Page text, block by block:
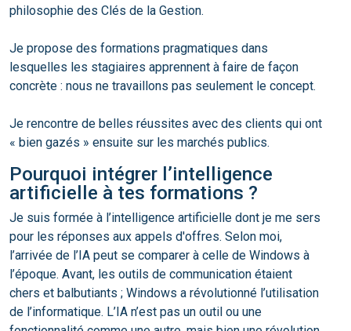
philosophie des Clés de la Gestion.
Je propose des formations pragmatiques dans
lesquelles les stagiaires apprennent à faire de façon
concrète : nous ne travaillons pas seulement le concept.
Je rencontre de belles réussites avec des clients qui ont
« bien gazés » ensuite sur les marchés publics.
Pourquoi intégrer l’intelligence
artificielle à tes formations ?
Je suis formée à l’intelligence artificielle dont je me sers
pour les réponses aux appels d'offres. Selon moi,
l’arrivée de l’IA peut se comparer à celle de Windows à
l’époque. Avant, les outils de communication étaient
chers et balbutiants ; Windows a révolutionné l’utilisation
de l’informatique. L’IA n’est pas un outil ou une